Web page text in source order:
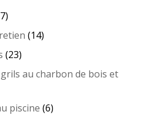
77
produits
1414
2323
produits
au charbon de bois et
piscine 66